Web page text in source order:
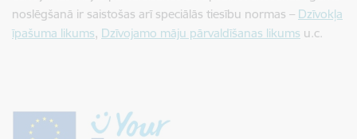
noslēgšanā ir saistošas arī speciālās tiesību normas – Dzīvokļa
īpašuma likums, Dzīvojamo māju pārvaldīšanas likums u.c.